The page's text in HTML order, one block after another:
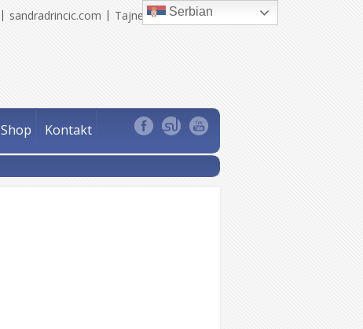
sandradrincic.com Tajne Sandra Drinčić
Shop Kontakt
Serbian